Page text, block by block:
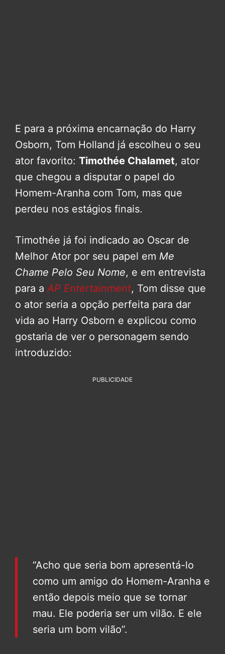
E para a próxima encarnação do Harry
Osborn, Tom Holland já escolheu o seu
ator favorito: Timothée Chalamet, ator
que chegou a disputar o papel do
Homem-Aranha com Tom, mas que
perdeu nos estágios finais.
Timothée já foi indicado ao Oscar de
Melhor Ator por seu papel em Me
Chame Pelo Seu Nome, e em entrevista
para a AP Entertainment, Tom disse que
o ator seria a opção perfeita para dar
vida ao Harry Osborn e explicou como
gostaria de ver o personagem sendo
introduzido:
PUBLICIDADE
“Acho que seria bom apresentá-lo
como um amigo do Homem-Aranha e
então depois meio que se tornar
mau. Ele poderia ser um vilão. E ele
seria um bom vilão”.